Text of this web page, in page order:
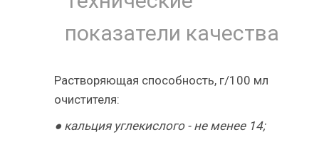
показатели качества
Растворяющая способность, г/100 мл
очистителя:
● кальция углекислого - не менее 14;